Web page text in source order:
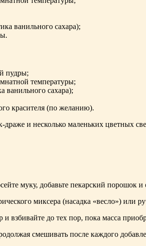
ванильного сахара);
пудры;
температуры;
ванильного сахара);
красителя (по желанию).
и несколько маленьких цветных
муку, добавьте пекарский порошок
миксера (насадка «весло») или
и взбивайте до тех пор, пока масса
смешивать после каждого